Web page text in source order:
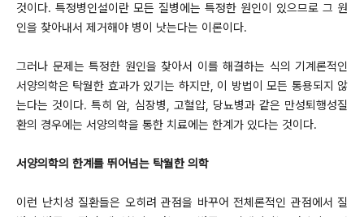
것이다. 특정병인설이란 모든 질병에는 특정한 원인이 있으므로 그 원
인을 찾아내서 제거해야 병이 낫는다는 이론이다.
그러나 문제는 특정한 원인을 찾아서 이를 해결하는 식의 기계론적인
서양의학은 탁월한 효과가 있기는 하지만, 이 방법이 모든 통용되지 않
는다는 것이다. 특히 암, 심장병, 고혈압, 당뇨병과 같은 만성퇴행성질
환의 경우에는 서양의학을 통한 치료에는 한계가 있다는 것이다.
서양의학의 한계를 뛰어넘는 탁월한 의학
이런 난치성 질환들은 오히려 관점을 바꾸어 전체론적인 관점에서 질